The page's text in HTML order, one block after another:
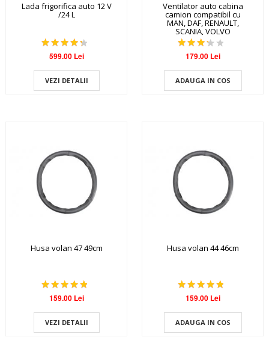
Lada frigorifica auto 12 V
/24 L
599.00 Lei
VEZI DETALII
Ventilator auto cabina
camion compatibil cu
MAN, DAF, RENAULT,
SCANIA, VOLVO
179.00 Lei
ADAUGA IN COS
Husa volan 47 49cm
159.00 Lei
VEZI DETALII
Husa volan 44 46cm
159.00 Lei
ADAUGA IN COS